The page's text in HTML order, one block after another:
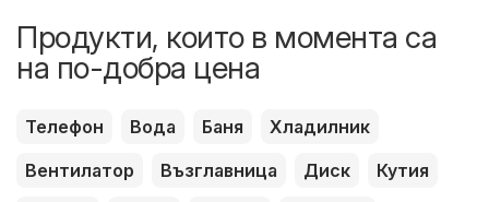
Продукти, които в момента са
на по-добра цена
Телефон Вода Баня
Хладилник
Вентилатор
Възглавница Диск
Кутия